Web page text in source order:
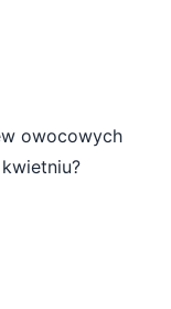
owocowych